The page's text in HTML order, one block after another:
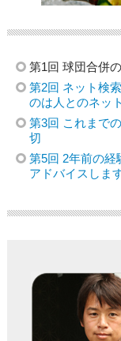
第1回 球団合併
第2回 ネット検
のは人とのネッ
第3回 これまで
切
第5回 2年前の経
アドバイスしま